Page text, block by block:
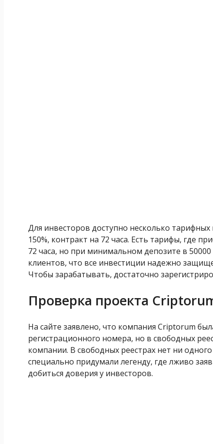
Для инвесторов доступно несколько
150%, контракт на 72 часа. Есть тарифы, где
72 часа, но при минимальном депозите в
клиентов, что все инвестиции надежно
Чтобы зарабатывать, достаточно
Проверка проекта
На сайте заявлено, что компания Criptorum
регистрационного номера, но в свободных
компании. В свободных реестрах нет ни
специально придумали легенду, где лживо
добиться доверия у инвесторов.